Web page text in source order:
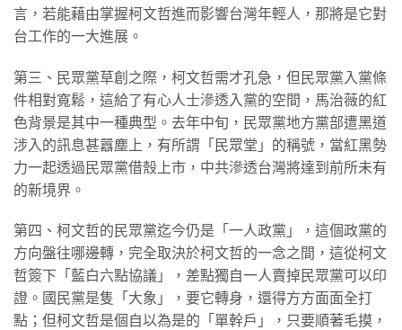
言，若能藉由掌握柯文哲進而影響台灣年輕人，那將是它對
台工作的一大進展。
第三、民眾黨草創之際，柯文哲需才孔急，但民眾黨入黨條
件相對寬鬆，這給了有心人士滲透入黨的空間，馬治薇的紅
色背景是其中一種典型。去年中旬，民眾黨地方黨部遭黑道
涉入的訊息甚囂塵上，有所謂「民眾堂」的稱號，當紅黑勢
力一起透過民眾黨借殼上市，中共滲透台灣將達到前所未有
的新境界。
第四、柯文哲的民眾黨迄今仍是「一人政黨」，這個政黨的
方向盤往哪邊轉，完全取決於柯文哲的一念之間，這從柯文
哲簽下「藍白六點協議」，差點獨自一人賣掉民眾黨可以印
證。國民黨是隻「大象」，要它轉身，還得方方面面全打
點；但柯文哲是個自以為是的「單幹戶」，只要順著毛摸，